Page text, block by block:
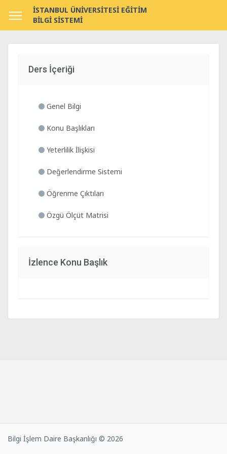
İSTANBUL ÜNİVERSİTESİ EĞİTİM
BİLGİ SİSTEMİ
Ders İçeriği
Genel Bilgi
Konu Başlıkları
Yeterlilik İlişkisi
Değerlendirme Sistemi
Öğrenme Çıktıları
Özgü Ölçüt Matrisi
İzlence Konu Başlık
Bilgi İşlem Daire Başkanlığı © 2026